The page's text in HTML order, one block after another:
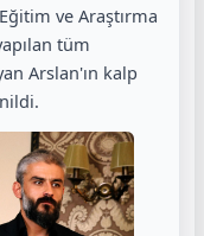
ve Araştırma
tüm
Arslan'ın kalp